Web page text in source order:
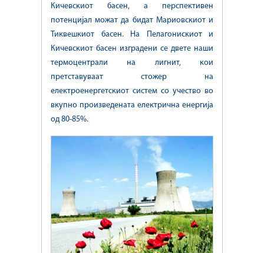
Кичевскиот басен, а перспективен
потенцијал можат да бидат Мариовскиот и
Тиквешкиот басен. На Пелагонискиот и
Кичевскиот басен изградени се двете наши
термоцентрали на лигнит, кои
претставуваат стожер на
електроенергетскиот систем со учество во
вкупно произведената електрична енергија
од 80-85%.